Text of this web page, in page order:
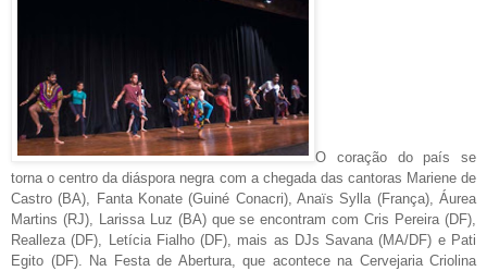
O coração do país se
torna o centro da diáspora negra com a chegada das cantoras Mariene de
Castro (BA), Fanta Konate (Guiné Conacri), Anaïs Sylla (França), Áurea
Martins (RJ), Larissa Luz (BA) que se encontram com Cris Pereira (DF),
Realleza (DF), Letícia Fialho (DF), mais as DJs Savana (MA/DF) e Pati
Egito (DF). Na Festa de Abertura, que acontece na Cervejaria Criolina